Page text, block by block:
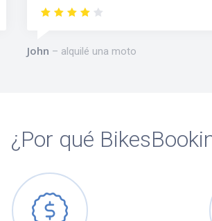
John alquilé una moto
¿Por qué